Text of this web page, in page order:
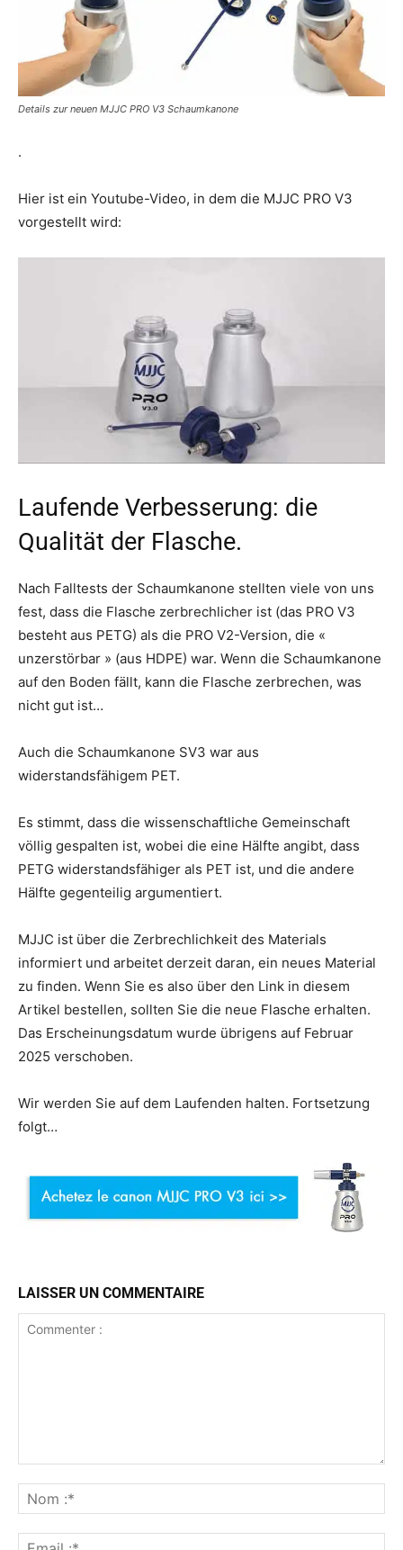
Details zur neuen MJJC PRO V3 Schaumkanone
.
Hier ist ein Youtube-Video, in dem die MJJC PRO V3
vorgestellt wird:
Laufende Verbesserung: die
Qualität der Flasche.
Nach Falltests der Schaumkanone stellten viele von uns
fest, dass die Flasche zerbrechlicher ist (das PRO V3
besteht aus PETG) als die PRO V2-Version, die «
unzerstörbar » (aus HDPE) war. Wenn die Schaumkanone
auf den Boden fällt, kann die Flasche zerbrechen, was
nicht gut ist…
Auch die Schaumkanone SV3 war aus
widerstandsfähigem PET.
Es stimmt, dass die wissenschaftliche Gemeinschaft
völlig gespalten ist, wobei die eine Hälfte angibt, dass
PETG widerstandsfähiger als PET ist, und die andere
Hälfte gegenteilig argumentiert.
MJJC ist über die Zerbrechlichkeit des Materials
informiert und arbeitet derzeit daran, ein neues Material
zu finden. Wenn Sie es also über den Link in diesem
Artikel bestellen, sollten Sie die neue Flasche erhalten.
Das Erscheinungsdatum wurde übrigens auf Februar
2025 verschoben.
Wir werden Sie auf dem Laufenden halten. Fortsetzung
folgt…
LAISSER UN COMMENTAIRE